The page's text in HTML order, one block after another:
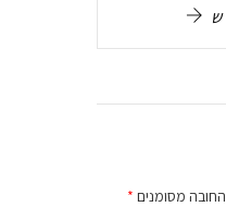
מסומנים *